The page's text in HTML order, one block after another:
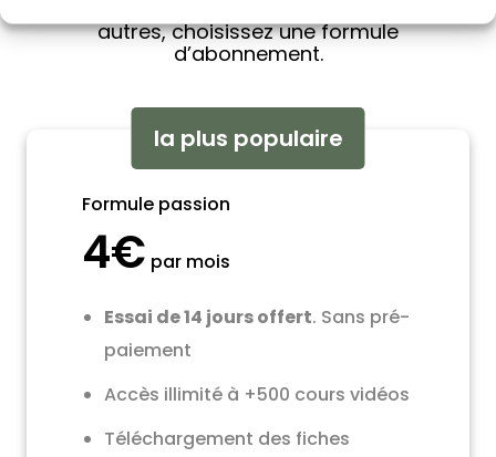
autres, choisissez une formule
d’abonnement.
la plus populaire
Formule passion
4€ par mois
Essai de 14 jours offert. Sans pré-
paiement
Accès illimité à +500 cours vidéos
Téléchargement des fiches